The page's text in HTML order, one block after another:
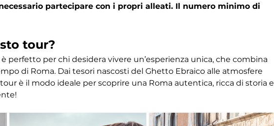
partecipare con i propri alleati. Il numero minimo di
tour?
è perfetto per chi desidera vivere un’esperienza unica, che combina
di Roma. Dai tesori nascosti del Ghetto Ebraico alle atmosfere
è il modo ideale per scoprire una Roma autentica, ricca di storia e